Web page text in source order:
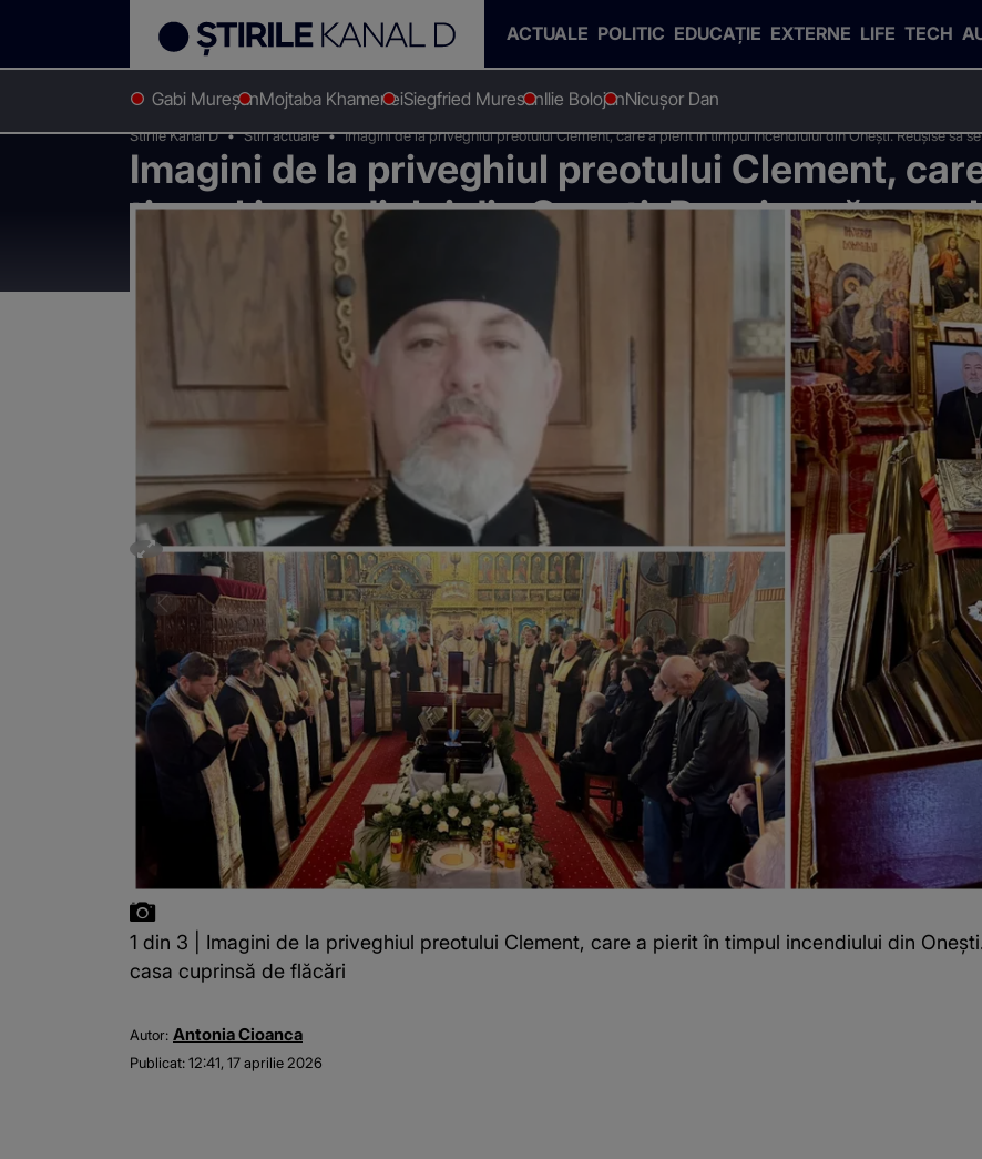
ACTUALE POLITIC EDUCAȚIE EXTERNE LIFE TECH
Gabi MureșanMojtaba KhameneiSiegfried MuresanIlie BolojanNicușor Dan
Stirile Kanal D Stiri actuale Imagini de la priveghiul preotului Clement, care a pierit în timpul incendiului din Onești. Reușise să
Imagini de la priveghiul preotului Clement,
timpul incendiului din Onești. Reușise să se
a întors în casa cuprinsă de flăcări
1 din 3 | Imagini de la priveghiul preotului Clement, care a pierit în timpul incendiului din
casa cuprinsă de flăcări
Autor: Antonia Cioanca
Publicat:12:41, 17 aprilie 2026